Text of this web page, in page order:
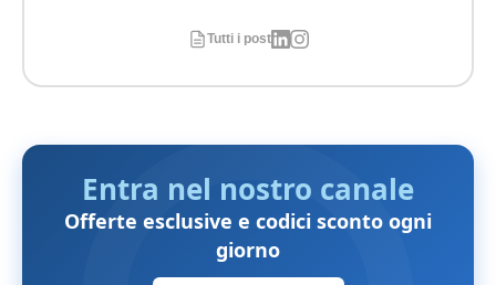
Tutti i post
Entra nel nostro canale
Offerte esclusive e codici sconto ogni
giorno